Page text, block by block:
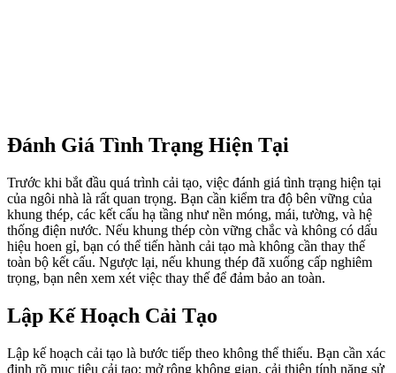
Đánh Giá Tình Trạng Hiện Tại
Trước khi bắt đầu quá trình cải tạo, việc đánh giá tình trạng hiện tại
của ngôi nhà là rất quan trọng. Bạn cần kiểm tra độ bên vững của
khung thép, các kết cấu hạ tầng như nền móng, mái, tường, và hệ
thống điện nước. Nếu khung thép còn vững chắc và không có dấu
hiệu hoen gỉ, bạn có thể tiến hành cải tạo mà không cần thay thế
toàn bộ kết cấu. Ngược lại, nếu khung thép đã xuống cấp nghiêm
trọng, bạn nên xem xét việc thay thế để đảm bảo an toàn.
Lập Kế Hoạch Cải Tạo
Lập kế hoạch cải tạo là bước tiếp theo không thể thiếu. Bạn cần xác
định rõ mục tiêu cải tạo: mở rộng không gian, cải thiện tính năng sử